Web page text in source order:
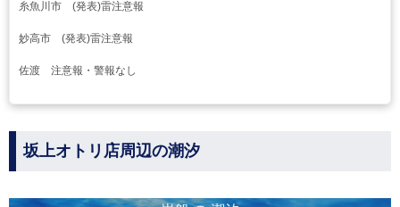
糸魚川市 (発表)雷注意報
妙高市 (発表)雷注意報
佐渡 注意報・警報なし
坂上オトリ店周辺の潮汐